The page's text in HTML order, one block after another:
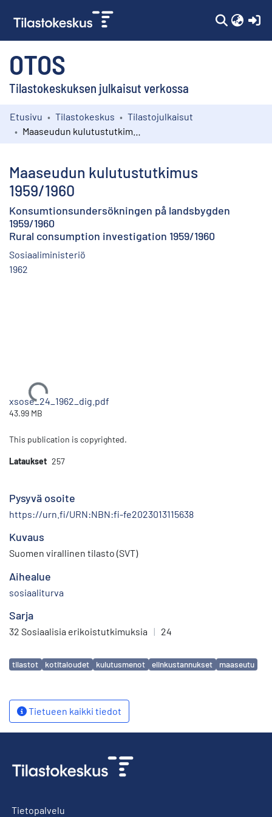
OTOS
Tilastokeskuksen julkaisut verkossa
Kokoelmat
Etusivu Tilastokeskus
Tilastojulkaisut
Maaseudun kulutustutkimus
1959/1960
Konsumtionsundersökningen på landsbygden
1959/1960
Rural consumption investigation 1959/1960
Sosiaaliministeriö
1962
Ladataan...
xsose_24_1962_dig.pdf
43.99 MB
This publication is copyrighted.
Lataukset 257
Pysyvä osoite
https://urn.fi/URN:NBN:fi-fe2023013115638
Kuvaus
Suomen virallinen tilasto (SVT)
Aihealue
sosiaaliturva
Sarja
32 Sosiaalisia erikoistutkimuksia | 24
Avainsanat
tilastot kotitaloudet kulutusmenot elinkustannukset maaseutu
Tietueen kaikki tiedot
Tietopalvelu